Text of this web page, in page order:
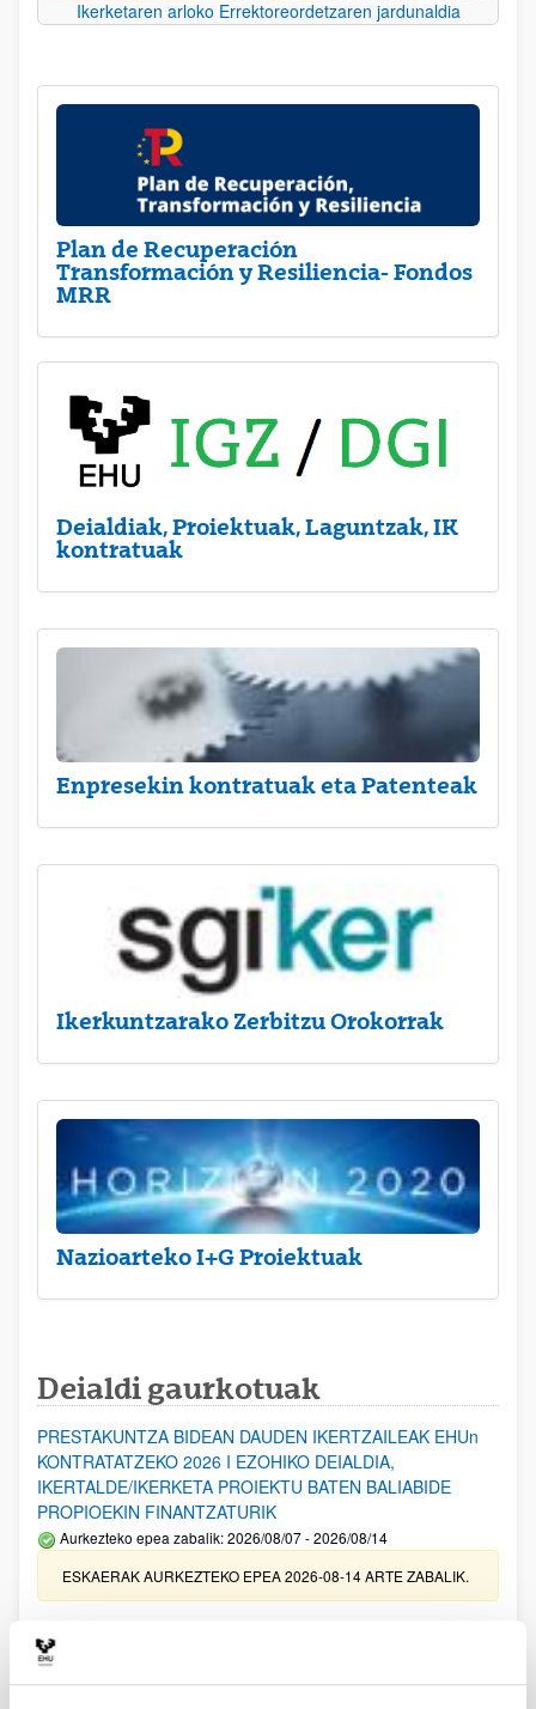
Ikerketaren arloko Errektoreordetzaren jardunaldia
Plan de Recuperación
Transformación y Resiliencia- Fondos
MRR
Deialdiak, Proiektuak, Laguntzak, IK
kontratuak
Enpresekin kontratuak eta Patenteak
Ikerkuntzarako Zerbitzu Orokorrak
Nazioarteko I+G Proiektuak
Deialdi gaurkotuak
PRESTAKUNTZA BIDEAN DAUDEN IKERTZAILEAK EHUn
KONTRATATZEKO 2026 I EZOHIKO DEIALDIA,
IKERTALDE/IKERKETA PROIEKTU BATEN BALIABIDE
PROPIOEKIN FINANTZATURIK
Aurkezteko epea zabalik: 2026/08/07 - 2026/08/14
ESKAERAK AURKEZTEKO EPEA 2026-08-14 ARTE ZABALIK.
erosi eta berritzeko laguntzak 2026
Izapide irekia